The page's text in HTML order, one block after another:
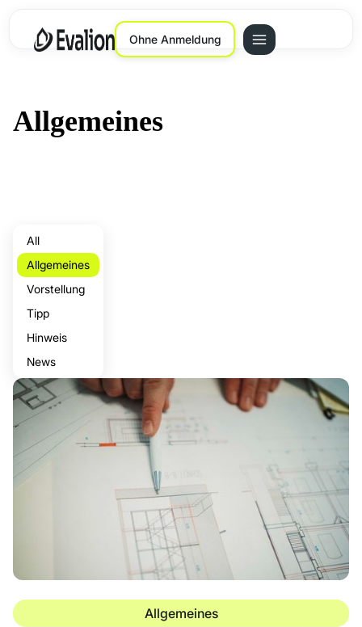
Ohne Anmeldung
Allgemeines
All
Allgemeines
Vorstellung
Tipp
Hinweis
News
Allgemeines